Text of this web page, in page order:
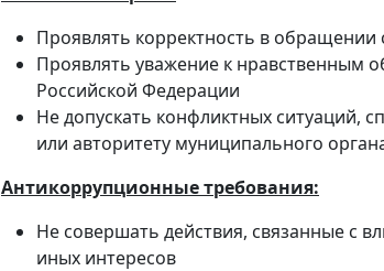
Проявлять корректность в обращении
Проявлять уважение к нравственным
Российской Федерации
Не допускать конфликтных ситуаций,
или авторитету муниципального
Антикоррупционные требования:
Не совершать действия, связанные с
иных интересов